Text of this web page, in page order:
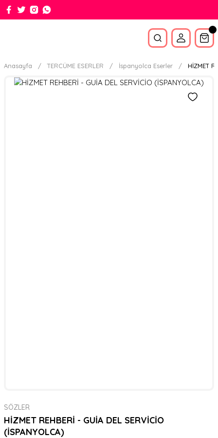
Anasayfa TERCÜME ESERLER İspanyolca Eserler HİZMET
SÖZLER
HİZMET REHBERİ - GUİA DEL SERVİCİO
(İSPANYOLCA)